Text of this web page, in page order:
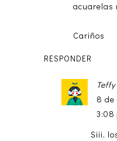
acuarelas
Cariños
RESPONDER
8 de
3:08
Siii,